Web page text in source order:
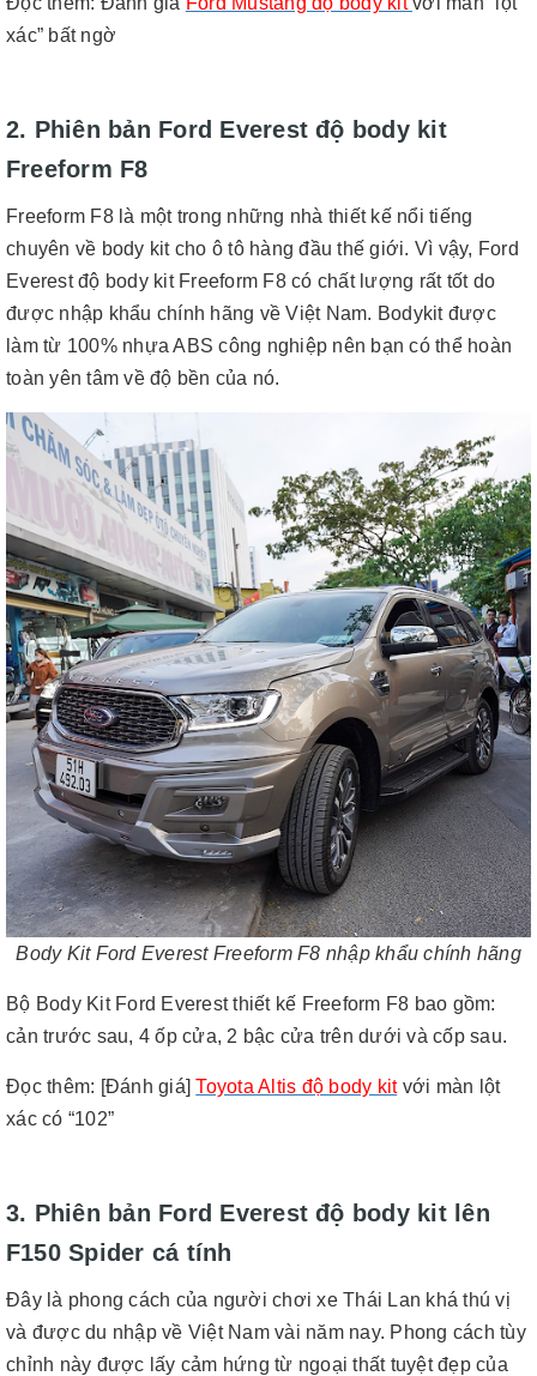
xác” bất ngờ
2. Phiên bản Ford Everest độ body kit
Freeform F8
Freeform F8 là một trong những nhà thiết kế nổi tiếng
chuyên về body kit cho ô tô hàng đầu thế giới. Vì vậy, Ford
Everest độ body kit Freeform F8 có chất lượng rất tốt do
được nhập khẩu chính hãng về Việt Nam. Bodykit được
làm từ 100% nhựa ABS công nghiệp nên bạn có thể hoàn
toàn yên tâm về độ bền của nó.
Body Kit Ford Everest Freeform F8 nhập khẩu chính hãng
Bộ Body Kit Ford Everest thiết kế Freeform F8 bao gồm:
cản trước sau, 4 ốp cửa, 2 bậc cửa trên dưới và cốp sau.
Đọc thêm: [Đánh giá]Toyota Altis độ body kitvới màn lột
xác có “102”
3. Phiên bản Ford Everest độ body kit lên
F150 Spider cá tính
Đây là phong cách của người chơi xe Thái Lan khá thú vị
và được du nhập về Việt Nam vài năm nay. Phong cách tùy
chỉnh này được lấy cảm hứng từ ngoại thất tuyệt đẹp của